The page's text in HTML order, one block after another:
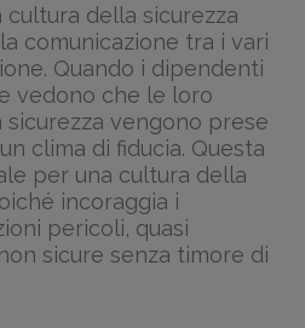
della sicurezza
comunicazione tra i vari
Quando i dipendenti
vedono che le loro
vengono prese
clima di fiducia. Questa
per una cultura della
incoraggia i
pericoli, quasi
sicure senza timore di